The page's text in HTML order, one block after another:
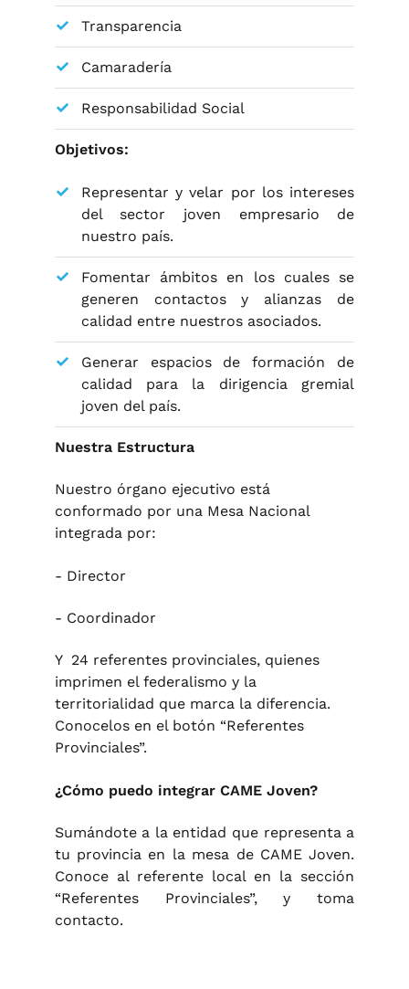
Transparencia
Camaradería
Responsabilidad Social
Objetivos:
Representar y velar por los intereses
del sector joven empresario de
nuestro país.
Fomentar ámbitos en los cuales se
generen contactos y alianzas de
calidad entre nuestros asociados.
Generar espacios de formación de
calidad para la dirigencia gremial
joven del país.
Nuestra Estructura
Nuestro órgano ejecutivo está
conformado por una Mesa Nacional
integrada por:
- Director
- Coordinador
Y 24 referentes provinciales, quienes
imprimen el federalismo y la
territorialidad que marca la diferencia.
Conocelos en el botón “Referentes
Provinciales”.
¿Cómo puedo integrar CAME Joven?
Sumándote a la entidad que representa a
tu provincia en la mesa de CAME Joven.
Conoce al referente local en la sección
“Referentes Provinciales”, y toma
contacto.